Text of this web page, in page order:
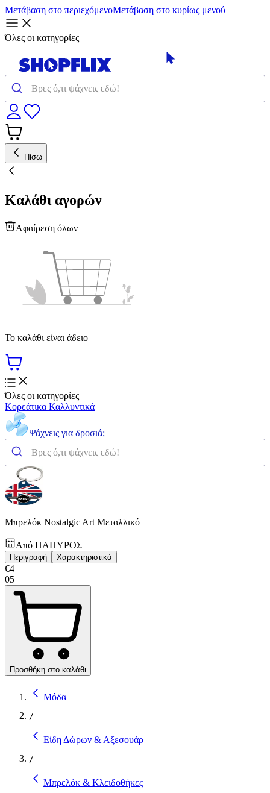
Μετάβαση στο περιεχόμενοΜετάβαση στο κυρίως μενού
Όλες οι κατηγορίες
Πίσω
Καλάθι αγορών
Αφαίρεση όλων
Το καλάθι είναι άδειο
Όλες οι κατηγορίες
Κορεάτικα Καλλυντικά
Ψάχνεις για δροσιά;
Μπρελόκ Nostalgic Art Μεταλλικό
Από ΠΑΠΥΡΟΣ
Περιγραφή Χαρακτηριστικά
€4
05
Προσθήκη στο καλάθι
Μόδα
/
Είδη Δώρων & Αξεσουάρ
/
Μπρελόκ & Κλειδοθήκες